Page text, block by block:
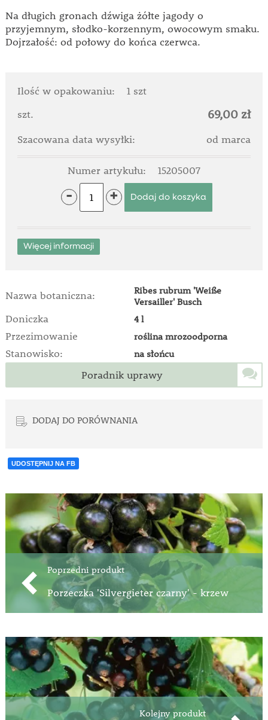
Na długich gronach dźwiga żółte jagody o
przyjemnym, słodko-korzennym, owocowym smaku.
Dojrzałość: od połowy do końca czerwca.
Ilość w opakowaniu:
1 szt
szt.
69,00 zł
Szacowana data wysyłki: od marca
Numer artykułu: 15205007
- +
Więcej informacji
Nazwa botaniczna:
Ribes rubrum 'Weiße
Versailler' Busch
Doniczka 4 l
Przezimowanie roślina mrozoodporna
Stanowisko: na słońcu
Poradnik uprawy
DODAJ DO PORÓWNANIA
UDOSTĘPNIJ NA FB
Poprzedni produkt
Porzeczka 'Silvergieter czarny' - krzew
Kolejny produkt